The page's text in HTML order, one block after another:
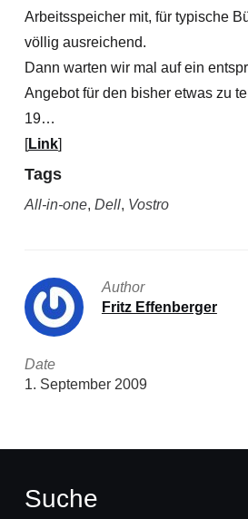
Arbeitsspeicher mit, für typische
völlig ausreichend.
Dann warten wir mal auf ein
Angebot für den bisher etwas zu
19…
[Link]
Tags
All-in-one, Dell, Vostro
Author
Fritz Effenberger
Date
1. September 2009
Suche